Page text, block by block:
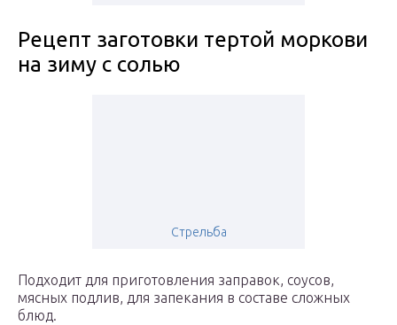
Рецепт заготовки тертой моркови
на зиму с солью
Стрельба
Подходит для приготовления заправок, соусов,
мясных подлив, для запекания в составе сложных
блюд.